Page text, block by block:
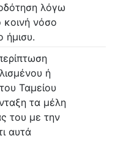
λόγω
κοινή νόσο
ήμισυ.
ή
Ταμείου
τα μέλη
του με την
αυτά